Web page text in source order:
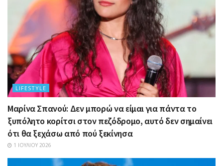
LIFESTYLE
Μαρίνα Σπανού: Δεν μπορώ να είμαι για πάντα το
ξυπόλητο κορίτσι στον πεζόδρομο, αυτό δεν σημαίνει
ότι θα ξεχάσω από πού ξεκίνησα
1 ΙΟΥΛΊΟΥ 2026